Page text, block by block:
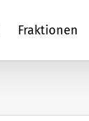
Fraktionen